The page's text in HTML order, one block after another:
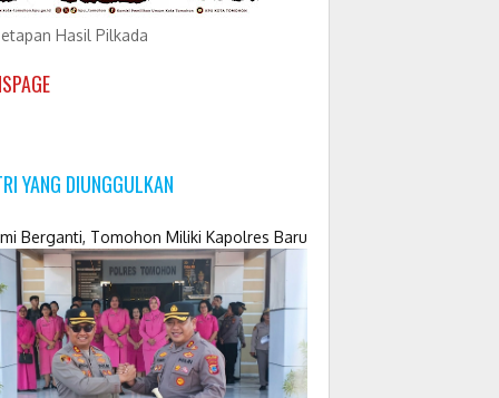
Hasil Pilkada
YANG DIUNGGULKAN
Berganti, Tomohon Miliki Kapolres Baru